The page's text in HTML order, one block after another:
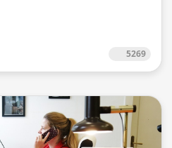
5269